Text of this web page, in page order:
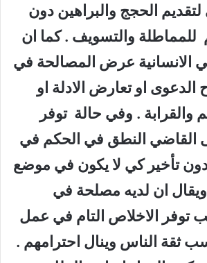
الحجج والبراهين دون
للمماطلة والتسويف . كما ان
الانسانية عرض المصالحة في
او تعارض الادلة او
والقرابة . وفي حالة توفر
القاضي النطق في الحكم في
تأخير كي لا يكون في موضع
ويقال ان لديه مصلحة في
توفر الاخلاص التام في عمل
ثقة الناس وينال احترامهم .